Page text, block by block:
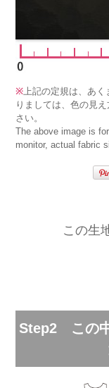
※上記の定規は、あく
りましては、色の見
さい。
The above image is
monitor, actual fabric
この生
Step2 この